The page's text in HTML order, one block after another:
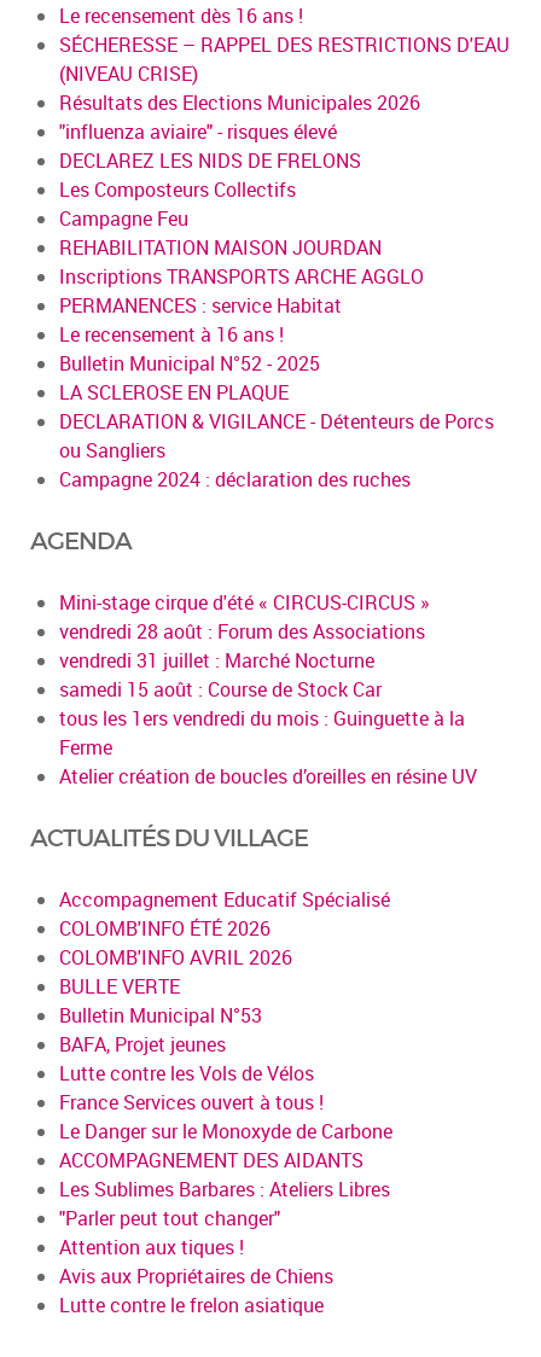
Le recensement dès 16 ans !
SÉCHERESSE – RAPPEL DES RESTRICTIONS D'EAU
(NIVEAU CRISE)
Résultats des Elections Municipales 2026
"influenza aviaire" - risques élevé
DECLAREZ LES NIDS DE FRELONS
Les Composteurs Collectifs
Campagne Feu
REHABILITATION MAISON JOURDAN
Inscriptions TRANSPORTS ARCHE AGGLO
PERMANENCES : service Habitat
Le recensement à 16 ans !
Bulletin Municipal N°52 - 2025
LA SCLEROSE EN PLAQUE
DECLARATION & VIGILANCE - Détenteurs de Porcs
ou Sangliers
Campagne 2024 : déclaration des ruches
AGENDA
Mini-stage cirque d'été « CIRCUS-CIRCUS »
vendredi 28 août : Forum des Associations
vendredi 31 juillet : Marché Nocturne
samedi 15 août : Course de Stock Car
tous les 1ers vendredi du mois : Guinguette à la
Ferme
Atelier création de boucles d’oreilles en résine UV
ACTUALITÉS DU VILLAGE
Accompagnement Educatif Spécialisé
COLOMB'INFO ÉTÉ 2026
COLOMB'INFO AVRIL 2026
BULLE VERTE
Bulletin Municipal N°53
BAFA, Projet jeunes
Lutte contre les Vols de Vélos
France Services ouvert à tous !
Le Danger sur le Monoxyde de Carbone
ACCOMPAGNEMENT DES AIDANTS
Les Sublimes Barbares : Ateliers Libres
"Parler peut tout changer"
Attention aux tiques !
Avis aux Propriétaires de Chiens
Lutte contre le frelon asiatique